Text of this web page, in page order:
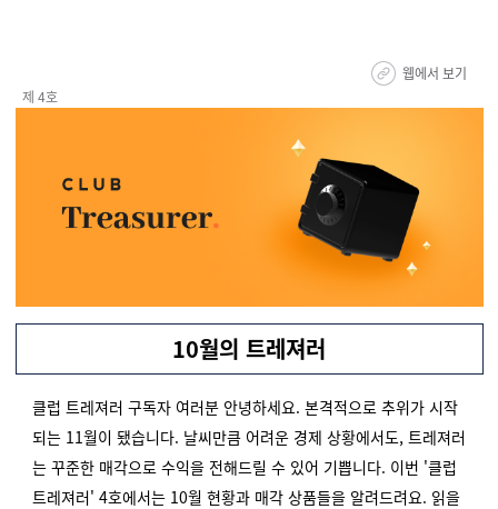
웹에서 보기
제 4호
10월의 트레져러
클럽 트레져러 구독자 여러분 안녕하세요. 본격적으로 추위가 시작
되는 11월이 됐습니다. 날씨만큼 어려운 경제 상황에서도, 트레져러
는 꾸준한 매각으로 수익을 전해드릴 수 있어 기쁩니다. 이번 '클럽
트레져러' 4호에서는 10월 현황과 매각 상품들을 알려드려요. 읽을